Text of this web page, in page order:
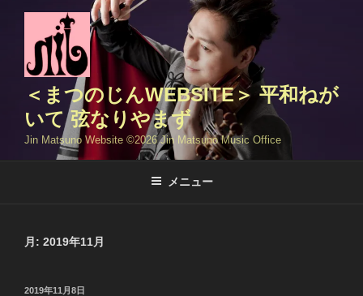
ッ
＜まつのじんWEBSITE＞ 平和ねが
いて 弦なりやまず
Jin Matsuno Website ©️2026 Jin Matsuno Music Office
メニュー
月: 2019年11月
投
2019年11月8日